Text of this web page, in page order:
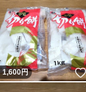
1,600円